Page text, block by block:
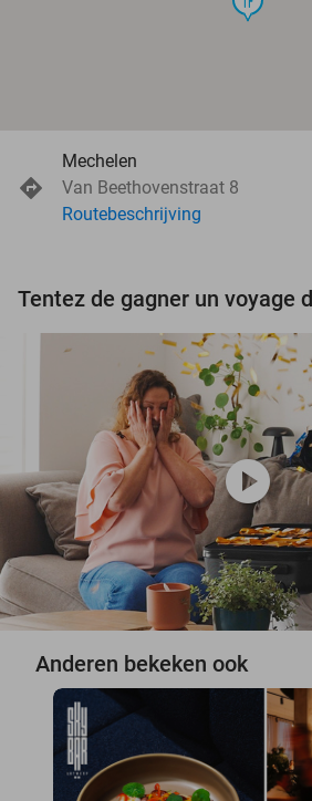
Mechelen
Van Beethovenstraat 8
Routebeschrijving
play_circle
Anderen bekeken ook